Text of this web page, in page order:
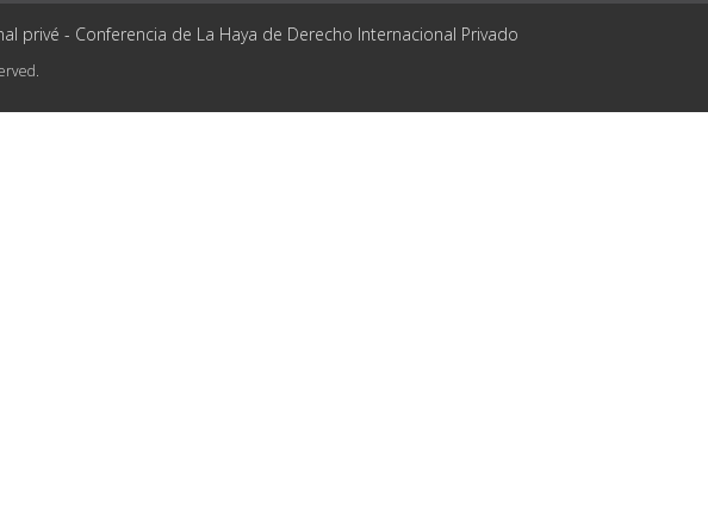
privé - Conferencia de La Haya de Derecho Internacional Privado